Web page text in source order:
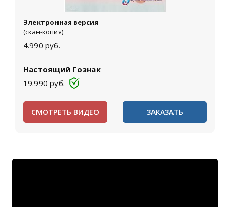
Электронная версия
(скан-копия)
4.990 руб.
Настоящий Гознак
19.990 руб.
СМОТРЕТЬ ВИДЕО ЗАКАЗАТЬ